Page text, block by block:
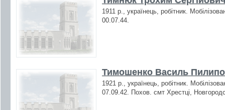
1911 р., українець, робітник.
00.07.44.
Тимошенко Василь
1921 р., українець, робітник.
07.09.42. Похов. смт Хрестці,